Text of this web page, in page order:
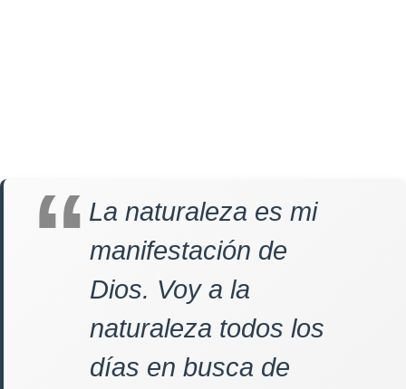
La naturaleza es mi
manifestación de
Dios. Voy a la
naturaleza todos los
días en busca de